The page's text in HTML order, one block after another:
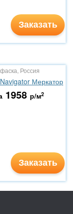
Заказать
Россия
Меркатор
1958 р/м2
Заказать